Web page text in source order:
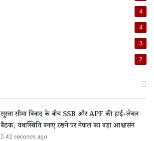
4
4
3
2
सुस्ता सीमा विवाद के बीच SSB और APF की हाई-लेवल
बैठक, यथास्थिति बनाए रखने पर नेपाल का बड़ा आश्वासन
42 seconds ago